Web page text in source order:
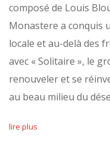
composé de Louis
Monastere a conquis
locale et au-delà des
avec « Solitaire », le
renouveler et se
au beau milieu du
lire plus